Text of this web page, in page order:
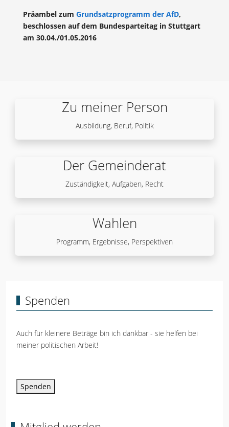
Präambel zum Grundsatzprogramm der AfD,
beschlossen auf dem Bundesparteitag in Stuttgart
am 30.04./01.05.2016
Zu meiner Person
Ausbildung, Beruf, Politik
Der Gemeinderat
Zuständigkeit, Aufgaben, Recht
Wahlen
Programm, Ergebnisse, Perspektiven
Spenden
Auch für kleinere Beträge bin ich dankbar - sie helfen bei
meiner politischen Arbeit!
Spenden